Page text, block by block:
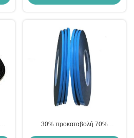
30% προκαταβολή 70%